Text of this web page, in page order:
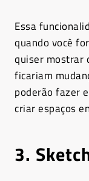
Essa
quando você
quiser mostrar
ficariam
poderão fazer
criar espaços
3.